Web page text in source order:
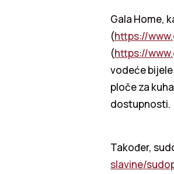
Gala Home,
(https://
(https://
vodeće
ploče za
dostupnosti.
Također,
slavine/